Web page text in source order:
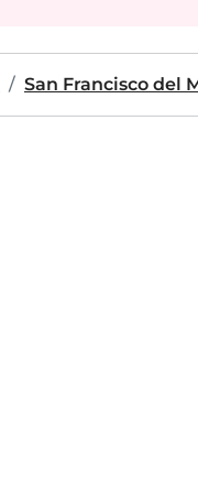
San Francisco del